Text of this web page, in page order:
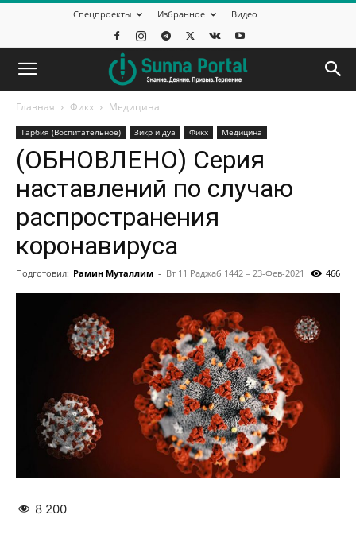
Спецпроекты Избранное Видео
Главная Фикх Медицина
Тарбия (Воспитательное) Зикр и дуа Фикх Медицина
(ОБНОВЛЕНО) Серия
наставлений по случаю
распространения
коронавируса
Подготовил: Рамин Муталлим - Вт 11 Раджаб 1442 = 23-Фев-2021 466
8 200